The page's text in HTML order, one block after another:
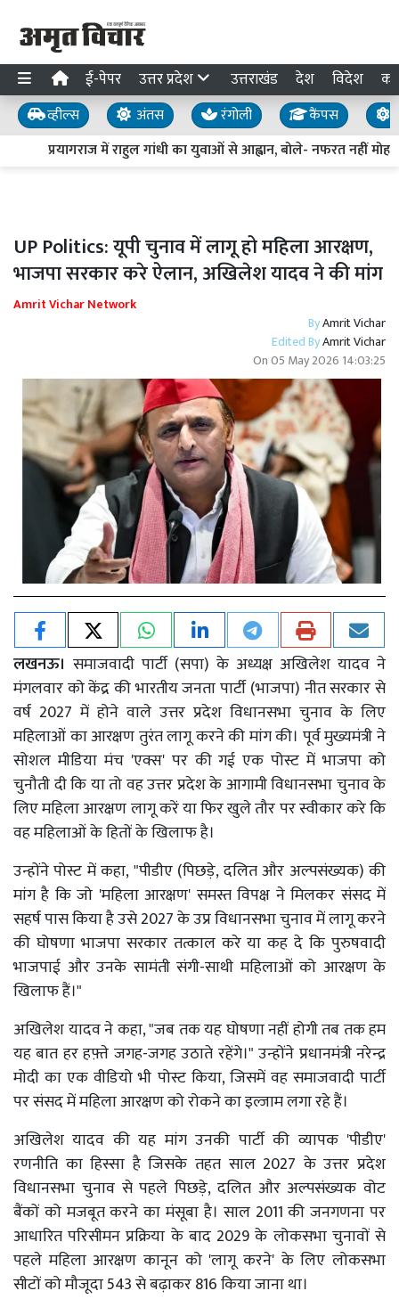
ई-पेपर उत्तर प्रदेश उत्तराखंड देश विदेश
व्हील्स अंतस रंगोली कैंपस
प्रयागराज में राहुल गांधी का युवाओं से आह्वान, बोले- नफरत नहीं
UP Politics: यूपी चुनाव में लागू हो महिला आरक्षण,
भाजपा सरकार करे ऐलान, अखिलेश यादव ने की मांग
Amrit Vichar Network
ByAmrit Vichar
Edited ByAmrit Vichar
On05 May 2026 14:03:25
लखनऊ। समाजवादी पार्टी (सपा) के अध्यक्ष अखिलेश यादव ने
मंगलवार को केंद्र की भारतीय जनता पार्टी (भाजपा) नीत सरकार से
वर्ष 2027 में होने वाले उत्तर प्रदेश विधानसभा चुनाव के लिए
महिलाओं का आरक्षण तुरंत लागू करने की मांग की। पूर्व मुख्यमंत्री ने
सोशल मीडिया मंच 'एक्स' पर की गई एक पोस्ट में भाजपा को
चुनौती दी कि या तो वह उत्तर प्रदेश के आगामी विधानसभा चुनाव के
लिए महिला आरक्षण लागू करें या फिर खुले तौर पर स्वीकार करे कि
वह महिलाओं के हितों के खिलाफ है।
उन्होंने पोस्ट में कहा, "पीडीए (पिछड़े, दलित और अल्पसंख्यक) की
मांग है कि जो 'महिला आरक्षण' समस्त विपक्ष ने मिलकर संसद में
सहर्ष पास किया है उसे 2027 के उप्र विधानसभा चुनाव में लागू करने
की घोषणा भाजपा सरकार तत्काल करे या कह दे कि पुरुषवादी
भाजपाई और उनके सामंती संगी-साथी महिलाओं को आरक्षण के
खिलाफ हैं।"
अखिलेश यादव ने कहा, "जब तक यह घोषणा नहीं होगी तब तक हम
यह बात हर हफ़्ते जगह-जगह उठाते रहेंगे।" उन्होंने प्रधानमंत्री नरेन्द्र
मोदी का एक वीडियो भी पोस्ट किया, जिसमें वह समाजवादी पार्टी
पर संसद में महिला आरक्षण को रोकने का इल्जाम लगा रहे हैं।
अखिलेश यादव की यह मांग उनकी पार्टी की व्यापक 'पीडीए'
रणनीति का हिस्सा है जिसके तहत साल 2027 के उत्तर प्रदेश
विधानसभा चुनाव से पहले पिछड़े, दलित और अल्पसंख्यक वोट
बैंकों को मजबूत करने का मंसूबा है। साल 2011 की जनगणना पर
आधारित परिसीमन प्रक्रिया के बाद 2029 के लोकसभा चुनावों से
पहले महिला आरक्षण कानून को 'लागू करने' के लिए लोकसभा
सीटों को मौजूदा 543 से बढ़ाकर 816 किया जाना था।